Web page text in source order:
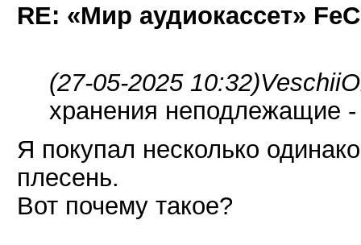
RE: «Мир аудиокассет»
(27-05-2025 10:32)
хранения неподлежащие -
Я покупал несколько
плесень.
Вот почему такое?